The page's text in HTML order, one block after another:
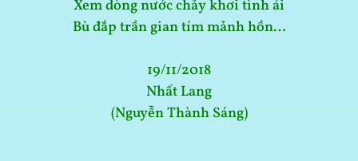
Xem dòng nước chảy khơi tình ái
Bù đắp trần gian tím mảnh hồn…
19/11/2018
Nhất Lang
(Nguyễn Thành Sáng)